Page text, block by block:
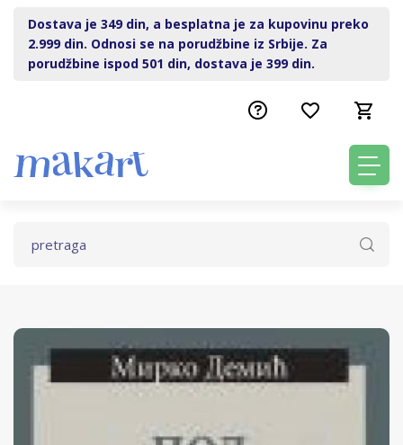
Dostava je 349 din, a besplatna je za kupovinu preko
2.999 din. Odnosi se na porudžbine iz Srbije. Za
porudžbine ispod 501 din, dostava je 399 din.